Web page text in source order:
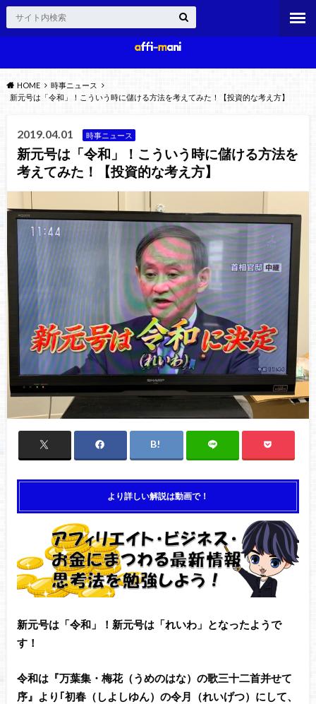
HOME
時事ニュース
新元号は「令和」！こういう時に儲ける方法を考えてみた！【投資的な考え方】
2019.04.01 時事ニュース
新元号は「令和」！こういう時に儲ける方法を
考えてみた！【投資的な考え方】
より詳しい解説は動画で！
新元号は「令和」！新元号は「れいわ」となったようで
す！
令和は『万葉集・梅花（うめのはな）の歌三十二首并せて
序』より｢初春（しよしゆん）の令月（れいげつ）にして、